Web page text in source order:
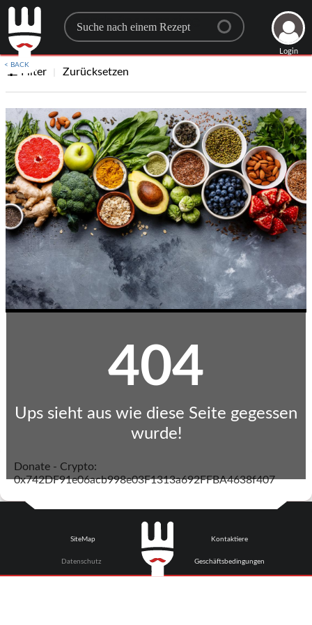
Search for a recipe
Login
Filter Zurücksetzen
< BACK
404
Ups sieht aus wie diese Seite gegessen
wurde!
Donate - Crypto:
0x742DF91e06acb998e03F1313a692FFBA4638f407
SiteMap
Datenschutz
Kontaktiere
Geschäftsbedingungen